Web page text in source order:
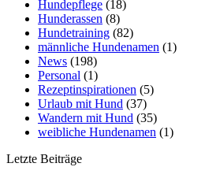
Hundepflege (18)
Hunderassen (8)
Hundetraining (82)
männliche Hundenamen (1)
News (198)
Personal (1)
Rezeptinspirationen (5)
Urlaub mit Hund (37)
Wandern mit Hund (35)
weibliche Hundenamen (1)
Letzte Beiträge